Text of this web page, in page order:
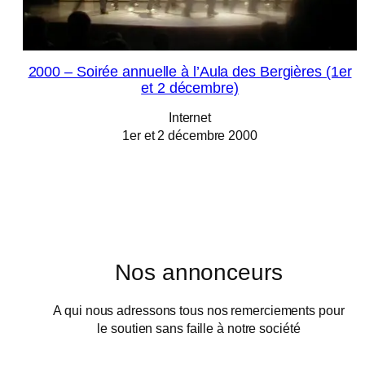
2000 – Soirée annuelle à l’Aula des Bergières (1er
et 2 décembre)
Internet
1er et 2 décembre 2000
Nos annonceurs
A qui nous adressons tous nos remerciements pour
le soutien sans faille à notre société